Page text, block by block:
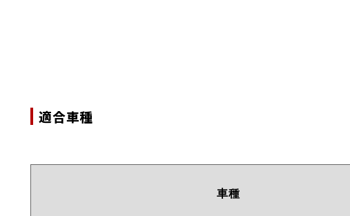
適合車種
車種